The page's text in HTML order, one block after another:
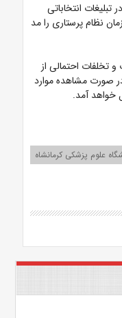
انتخاباتی
نظام پرستاری را مد
تخلفات احتمالی از
صورت مشاهده موارد
خواهد آمد.
علوم پزشکی کرمانشاه